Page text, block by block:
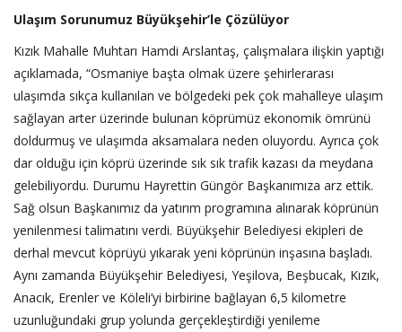
Ulaşım Sorunumuz Büyükşehir’le Çözülüyor
Kızık Mahalle Muhtarı Hamdi Arslantaş, çalışmalara ilişkin yaptığı
açıklamada, “Osmaniye başta olmak üzere şehirlerarası
ulaşımda sıkça kullanılan ve bölgedeki pek çok mahalleye ulaşım
sağlayan arter üzerinde bulunan köprümüz ekonomik ömrünü
doldurmuş ve ulaşımda aksamalara neden oluyordu. Ayrıca çok
dar olduğu için köprü üzerinde sık sık trafik kazası da meydana
gelebiliyordu. Durumu Hayrettin Güngör Başkanımıza arz ettik.
Sağ olsun Başkanımız da yatırım programına alınarak köprünün
yenilenmesi talimatını verdi. Büyükşehir Belediyesi ekipleri de
derhal mevcut köprüyü yıkarak yeni köprünün inşasına başladı.
Aynı zamanda Büyükşehir Belediyesi, Yeşilova, Beşbucak, Kızık,
Anacık, Erenler ve Köleli’yi birbirine bağlayan 6,5 kilometre
uzunluğundaki grup yolunda gerçekleştirdiği yenileme